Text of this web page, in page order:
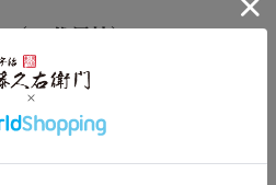
なのですが、到着後ほぼすぐに
、ちょっとその点が気になってお
めになり、食べるタイミングを
がたいです。
と考えております。